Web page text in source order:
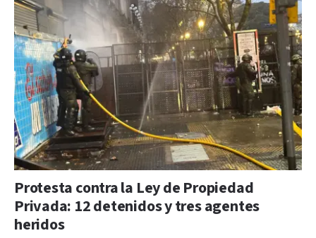
Protesta contra la Ley de Propiedad
Privada: 12 detenidos y tres agentes
heridos